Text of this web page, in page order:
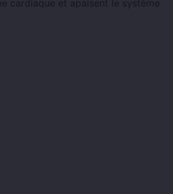
cardiaque et apaisent le système